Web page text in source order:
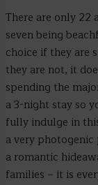
There are only
seven being
choice if they are
they are not, it
spending the
a 3-night stay so
fully indulge in
a very
a romantic
families – it is